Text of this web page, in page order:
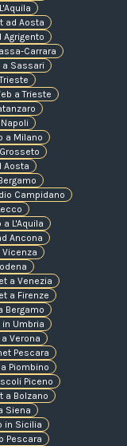
ad Aosta
Agrigento
Carrara
a Sassari
a Trieste
a Milano
Aosta
Campidano
L'Aquila
Ancona
a Venezia
a Firenze
Bergamo
Umbria
Verona
Pescara
Piombino
Piceno
a Bolzano
Siena
in Sicilia
Pescara